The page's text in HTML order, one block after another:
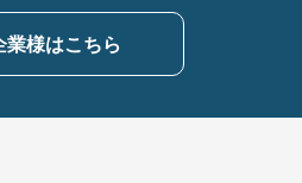
業様はこちら